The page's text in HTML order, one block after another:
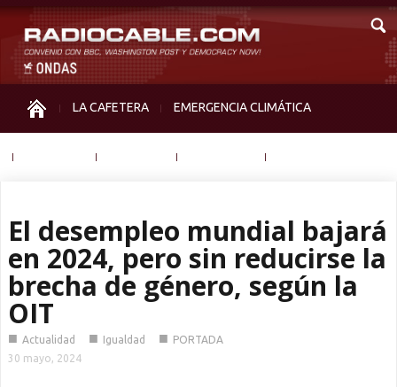
LA CAFETERA EMERGENCIA CLIMÁTICA
El desempleo mundial bajará
en 2024, pero sin reducirse la
brecha de género, según la
OIT
■ Actualidad ■ Igualdad ■ PORTADA
30 mayo, 2024